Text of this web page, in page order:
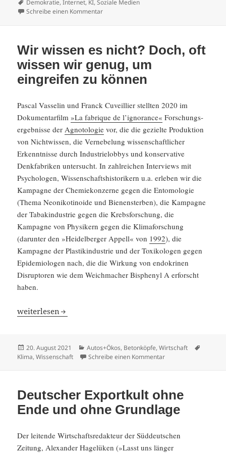
am
Schlagwörter
Demokratie,Internet, KI,Soziale Medien
Schreibe einen Kommentarzu Wird die KI das Problem der »Fake
Wir wissen es nicht? Doch, oft
wissen wir genug, um
eingreifen zu können
Pascal Vasselin und Franck Cuveil­lier stellten 2020 im
Doku­men­tar­film»La fabrique de l’ignorance« Forschungs­
er­geb­nisse der Agnoto­logie vor, die die gezielte Produk­tion
von Nicht­wissen, die Verne­be­lung wissen­schaft­li­cher
Erkennt­nisse durch Indus­trie­lobbys und konser­va­tive
Denkfa­briken unter­sucht. In zahlrei­chen Inter­views mit
Psycho­logen, Wissen­schafts­his­to­ri­kern u.a. erleben wir die
Kampagne der Chemie­kon­zerne gegen die Entomo­logie
(Thema Neoni­ko­tin­oide und Bienen­sterben), die Kampagne
der Tabakindu­strie gegen die Krebs­for­schung, die
Kampagne von Physi­kern gegen die Klima­for­schung
(darunter den »Heidel­berger Appell« von 1992), die
Kampagne der Plastik­in­dus­trie und der Toxiko­logen gegen
Epide­mio­logen nach, die die Wirkung von endokrinen
Disrup­t­oren wie dem Weich­ma­cher Bisphenyl A erforscht
haben.
Wir wissen es nicht? Doch, oft wissen wir genug, um
weiter­lesen
Veröffentlicht
am
20. August 2021 Kategorien
Autos+Ökos, Betonköpfe,Wirtschaft
Klima,Wissenschaft Schreibe einen Kommentarzu Wir wissen es
Deutscher Exportkult ohne
Ende und ohne Grundlage
Der leitende Wirtschafts­re­dak­teur der Süddeut­schen
Zeitung, Alexander Hagelüken (»Lasst uns länger